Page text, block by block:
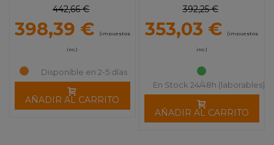
442,66 €
398,39 € (impuestos
inc.)
Disponible en 2-5 días
AÑADIR AL CARRITO
392,25 €
353,03 € (impuestos
inc.)
En Stock 24/48h (laborables)
AÑADIR AL CARRITO